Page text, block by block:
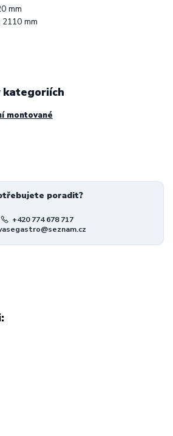
mm
2110 mm
kategoriích
montované
poradit?
+420 774 678 717